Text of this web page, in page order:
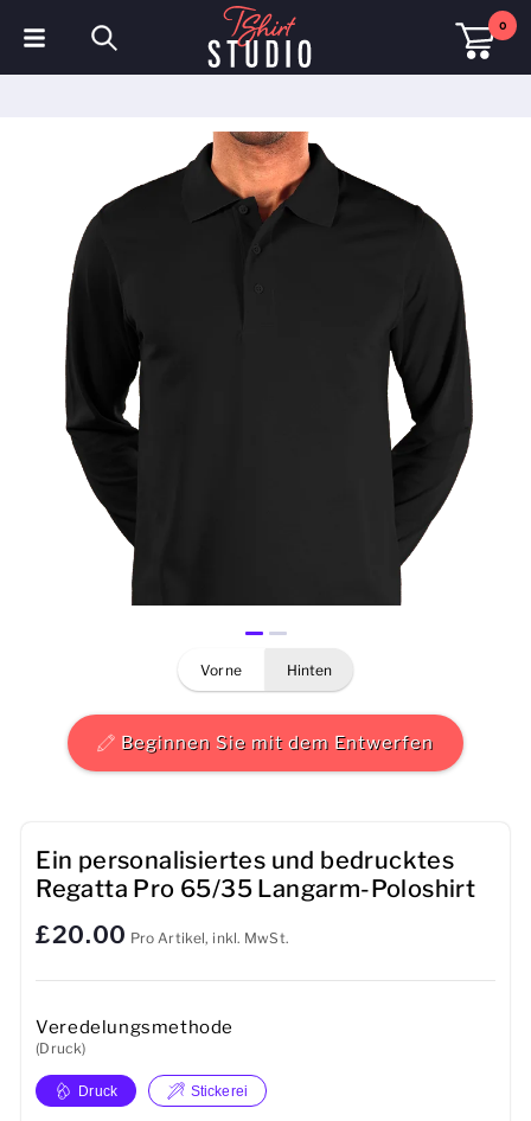
0
Sweatshirts
Mützen & Kappen
Sportbekleidung
Arbeitskleidung
Fleece & Jacken
Warnschutzkleidung
Baby
Tassen
Handtücher
vorne hinten
Beginnen Sie mit dem Entwerfen
Ein personalisiertes und bedrucktes
Regatta Pro 65/35 Langarm-Poloshirt
£20.00 Pro Artikel, inkl. MwSt.
Veredelungsmethode
(Druck)
Druck Stickerei